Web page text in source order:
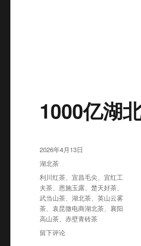
1000亿湖
发
布
于
2026年4月13日
分
类
湖北茶
标
签
利川红茶 、宜昌毛尖 、宜红工
夫茶
恩施玉露 、楚天好茶
武当山茶 、湖北茶 、英山云雾
茶
袁昆微电商湖北茶
襄阳
高山茶 、赤壁青砖茶
于
留下评论